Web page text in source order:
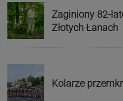
Zaginiony 82-
Złotych Łanach
Kolarze